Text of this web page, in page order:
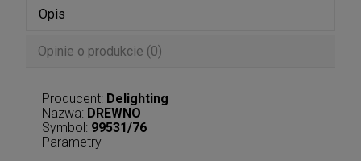
Opis
Opinie o produkcie (0)
Producent: Delighting
Nazwa: DREWNO
Symbol: 99531/76
Parametry